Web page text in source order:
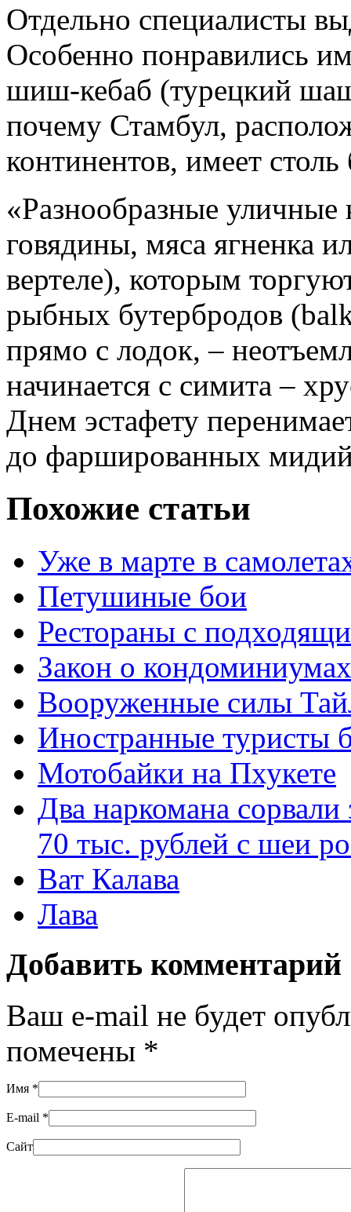
Отдельно специалисты
Особенно понравились
шиш-кебаб (турецкий
почему Стамбул,
континентов, имеет
«Разнообразные уличные
говядины, мяса ягненка
вертеле), которым
рыбных бутербродов
прямо с лодок, –
начинается с симита –
Днем эстафету
до фаршированных
Похожие статьи
Уже в марте в
Петушиные бои
Рестораны с
Закон о
Вооруженные силы
Иностранные туристы
Мотобайки на Пхукете
Два наркомана
70 тыс. рублей с шеи
Ват Калава
Лава
Добавить комментарий
Ваш e-mail не будет
помечены *
Имя *
E-mail *
Сайт